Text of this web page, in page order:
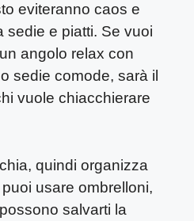
eviteranno caos e
sedie e piatti. Se vuoi
angolo relax con
sedie comode, sarà il
vuole chiacchierare
quindi organizza
puoi usare ombrelloni,
salvarti la